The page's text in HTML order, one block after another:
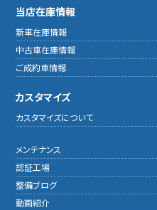
当店在庫情報
新車在庫情報
中古車在庫情報
ご成約車情報
カスタマイズ
カスタマイズについて
メンテナンス
認証工場
整備ブログ
動画紹介